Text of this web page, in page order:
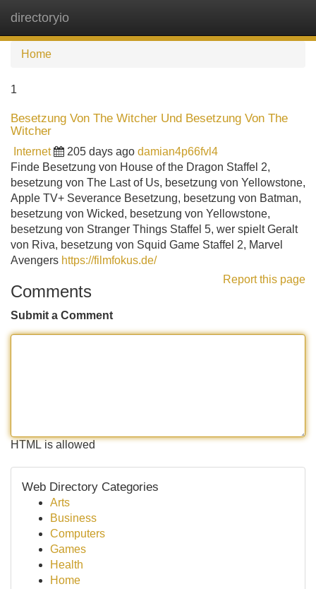
directoryio
Home
1
Besetzung Von The Witcher Und Besetzung Von The
Witcher
Internet 205 days ago damian4p66fvl4
Finde Besetzung von House of the Dragon Staffel 2,
besetzung von The Last of Us, besetzung von Yellowstone,
Apple TV+ Severance Besetzung, besetzung von Batman,
besetzung von Wicked, besetzung von Yellowstone,
besetzung von Stranger Things Staffel 5, wer spielt Geralt
von Riva, besetzung von Squid Game Staffel 2, Marvel
Avengers https://filmfokus.de/
Report this page
Comments
Submit a Comment
HTML is allowed
Web Directory Categories
Arts
Business
Computers
Games
Health
Home